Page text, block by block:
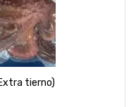
tierno)